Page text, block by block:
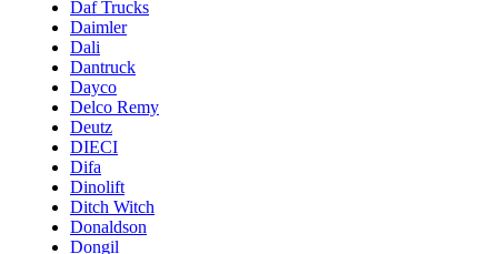
Daf Trucks
Daimler
Dali
Dantruck
Dayco
Delco Remy
Deutz
DIECI
Difa
Dinolift
Ditch Witch
Donaldson
Dongil